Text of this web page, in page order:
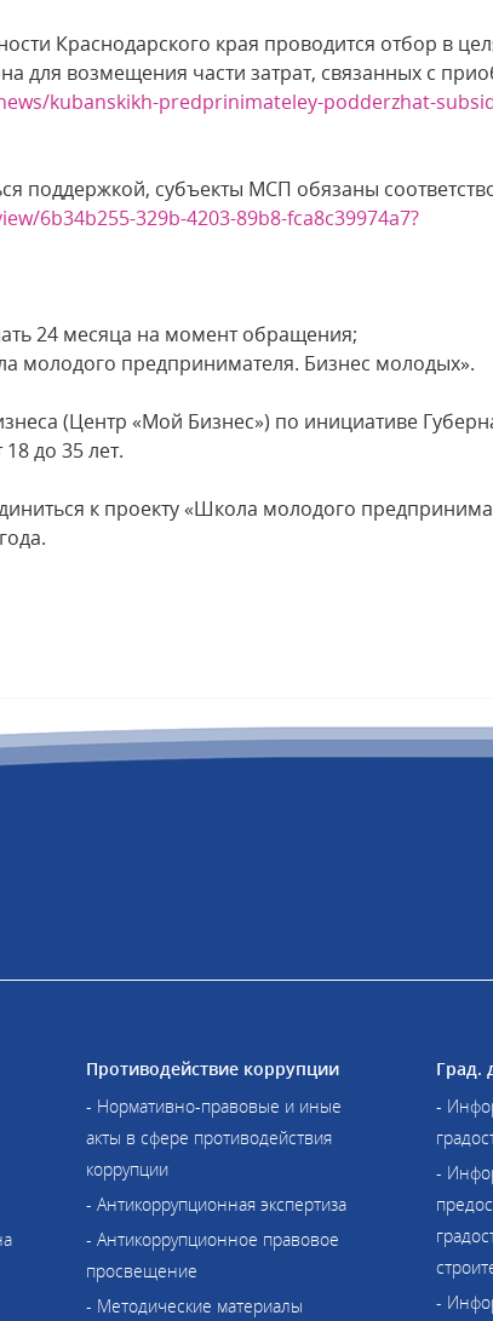
Краснодарского края проводится отбор в
для возмещения части затрат, связанных с
kubanskikh-predprinimateley-podderzhat-
поддержкой, субъекты МСП обязаны
6b34b255-329b-4203-89b8-fca8c39974a7?
24 месяца на момент обращения;
молодого предпринимателя. Бизнес молодых».
(Центр «Мой Бизнес») по инициативе
до 35 лет.
к проекту «Школа молодого
Противодействие коррупции
- Нормативно-правовые и иные
акты в сфере противодействия
коррупции
- Антикоррупционная экспертиза
- Антикоррупционное правовое
просвещение
- Методические материалы
Град.
-
-
-